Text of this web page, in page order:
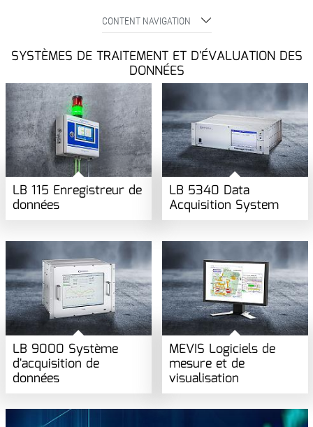
CONTENT NAVIGATION
SYSTÈMES DE TRAITEMENT ET D'ÉVALUATION DES
DONNÉES
LB 115 Enregistreur de
données
LB 5340 Data
Acquisition System
LB 9000 Système
d'acquisition de
données
MEVIS Logiciels de
mesure et de
visualisation